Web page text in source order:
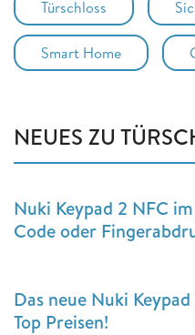
Türschloss
Smart Home
NEUES ZU
Nuki Keypad 2 NFC
Code oder
Das neue Nuki
Top Preisen!